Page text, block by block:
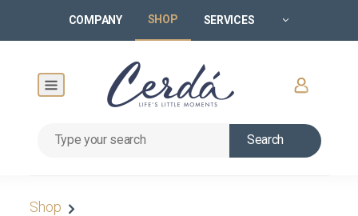
COMPANY SHOP SERVICES
Search
Shop